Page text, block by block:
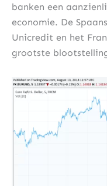
banken een
economie. De
Unicredit en het
grootste